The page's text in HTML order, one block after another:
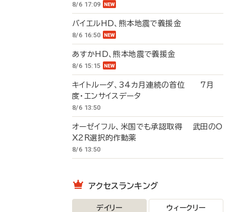
8/6 17:09
バイエルHD、熊本地震で義援金
8/6 16:50
あすかHD、熊本地震で義援金
8/6 15:15
キイトルーダ、34カ月連続の首位 7月
度・エンサイスデータ
8/6 13:50
オーゼイフル、米国でも承認取得 武田のO
X2R選択的作動薬
8/6 13:50
アクセスランキング
デイリー ウィークリー